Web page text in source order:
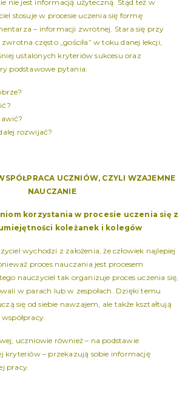
nie jest informacją użyteczną. Stąd też w
stosuje w procesie uczenia się formę
– informacji zwrotnej. Stara się przy
często „gościła” w toku danej lekcji,
ustalonych kryteriów sukcesu oraz
podstawowe pytania:
rozwijać?
UCZNIÓW, CZYLI WZAJEMNE
NAUCZANIE
korzystania w procesie uczenia się z
koleżanek i kolegów
wychodzi z założenia, że człowiek najlepiej
proces nauczania jest procesem
nauczyciel tak organizuje proces uczenia się,
w parach lub w zespołach. Dzięki temu
się od siebie nawzajem, ale także kształtują
uczniowie również – na podstawie
kryteriów – przekazują sobie informację
pracy.